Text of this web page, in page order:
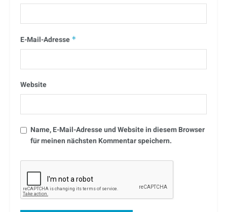
E-Mail-Adresse *
Website
Name, E-Mail-Adresse und Website in diesem Browser
für meinen nächsten Kommentar speichern.